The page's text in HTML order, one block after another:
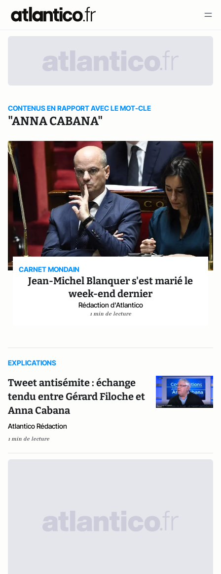
CONTENUS EN RAPPORT AVEC LE MOT-CLE
"ANNA CABANA"
CARNET MONDAIN
Jean-Michel Blanquer s'est marié le
week-end dernier
Rédaction d'Atlantico
1 min de lecture
EXPLICATIONS
Tweet antisémite : échange
tendu entre Gérard Filoche et
Anna Cabana
Atlantico Rédaction
1 min de lecture